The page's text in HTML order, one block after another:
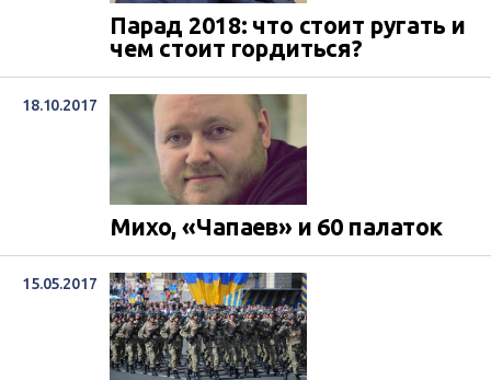
Парад 2018: что стоит ругать и
чем стоит гордиться?
18.10.2017
Михо, «Чапаев» и 60 палаток
15.05.2017